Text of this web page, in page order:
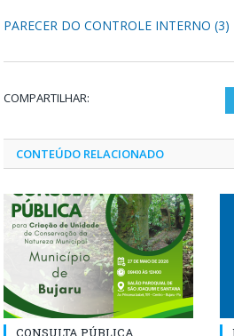
PARECER DO CONTROLE INTERNO (3)
COMPARTILHAR:
CONTEÚDO RELACIONADO
CONSULTA PÚBLICA